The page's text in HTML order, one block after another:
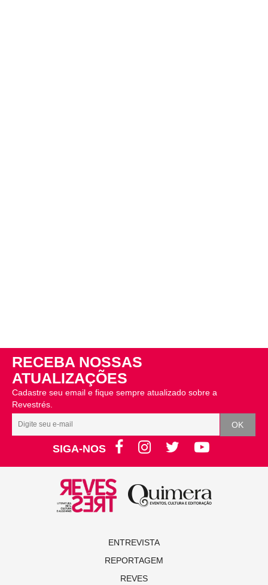
RECEBA NOSSAS
ATUALIZAÇÕES
Cadastre seu email e fique sempre atualizado sobre a
Revestrés.
SIGA-NOS
ENTREVISTA
REPORTAGEM
REVES